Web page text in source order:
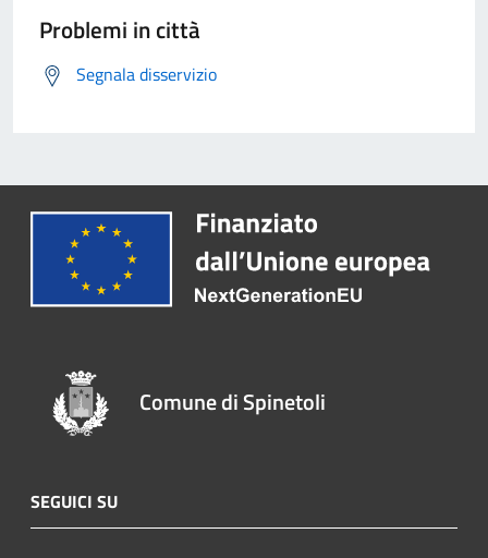
Problemi in città
Segnala disservizio
Comune di Spinetoli
SEGUICI SU